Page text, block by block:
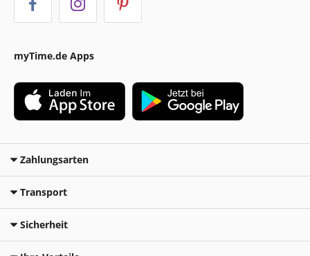
myTime.de Apps
Zahlungsarten
Transport
Sicherheit